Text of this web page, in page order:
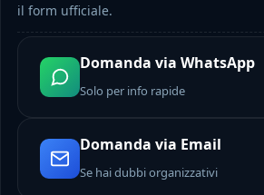
il form ufficiale.
Domanda via WhatsApp
Solo per info rapide
Domanda via Email
Se hai dubbi organizzativi